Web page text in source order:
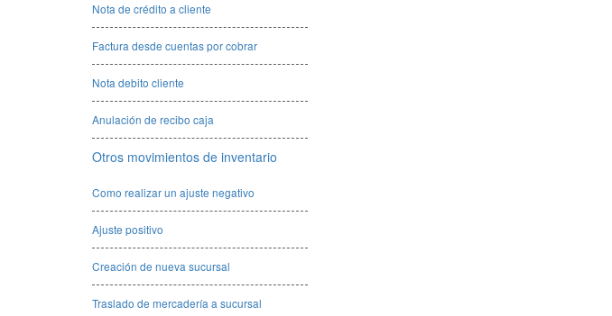
Nota de crédito a cliente
Factura desde cuentas por cobrar
Nota debito cliente
Anulación de recibo caja
Otros movimientos de inventario
Como realizar un ajuste negativo
Ajuste positivo
Creación de nueva sucursal
Traslado de mercadería a sucursal